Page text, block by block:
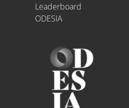
Leaderboard
ODESIA